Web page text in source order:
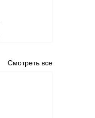
Смотреть все